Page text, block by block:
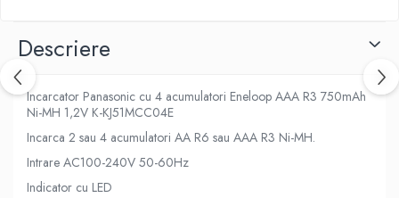
Descriere
Incarcator Panasonic cu 4 acumulatori Eneloop AAA R3 750mAh
Ni-MH 1,2V K-KJ51MCC04E
Incarca 2 sau 4 acumulatori AA R6 sau AAA R3 Ni-MH.
Intrare AC100-240V 50-60Hz
Indicator cu LED